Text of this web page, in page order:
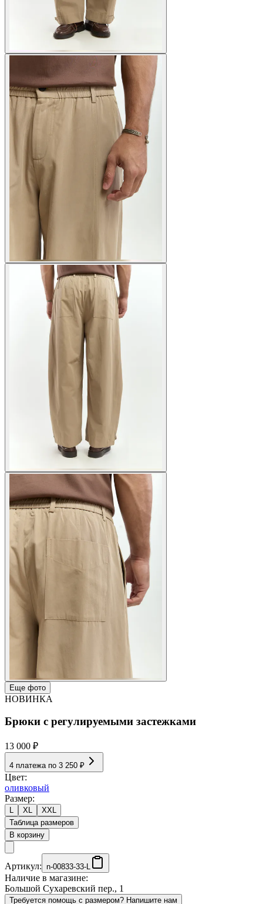
Еще фото
НОВИНКА
Брюки с регулируемыми застежками
13 000 ₽
4 платежа по 3 250 ₽
Цвет:
оливковый
Размер:
L XL
XXL
Таблица размеров
В корзину
Артикул: n-00833-33-L
Наличие в магазине:
Большой Сухаревский пер., 1
Требуется помощь с размером? Напишите нам